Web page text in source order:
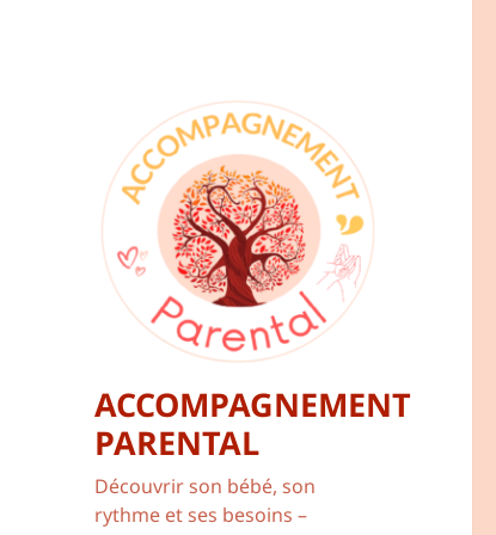
ACCOMPAGNEMENT
PARENTAL
Découvrir son bébé, son
rythme et ses besoins –